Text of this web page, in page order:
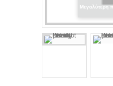
Μεγαλύτερη